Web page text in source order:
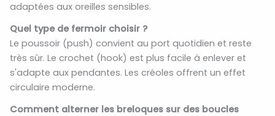
adaptées aux oreilles sensibles.
Quel type de fermoir choisir ?
Le poussoir (push) convient au port quotidien et reste
très sûr. Le crochet (hook) est plus facile à enlever et
s'adapte aux pendantes. Les créoles offrent un effet
circulaire moderne.
Comment alterner les breloques sur des boucles